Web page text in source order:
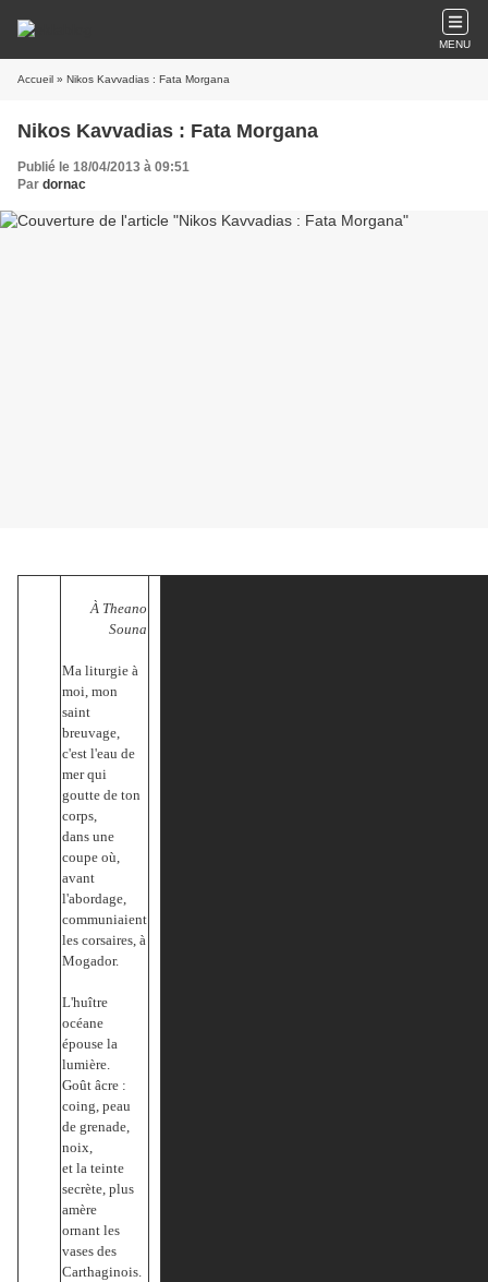
MENU
Accueil » Nikos Kavvadias : Fata Morgana
Nikos Kavvadias : Fata Morgana
Publié le 18/04/2013 à 09:51
Par dornac
À Theano
Souna
Ma liturgie à
moi, mon
saint
breuvage,
c'est l'eau de
mer qui
goutte de ton
corps,
dans une
coupe où,
avant
l'abordage,
communiaient
les corsaires, à
Mogador.
L'huître
océane
épouse la
lumière.
Goût âcre :
coing, peau
de grenade,
noix,
et la teinte
secrète, plus
amère
ornant les
vases des
Carthaginois.